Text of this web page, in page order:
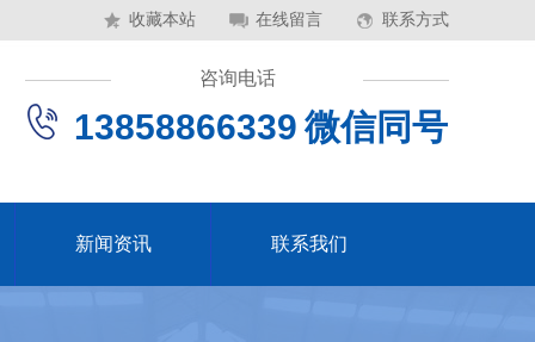
收藏本站 在线留言 联系方式
咨询电话
13858866339 微信同号
新闻资讯 联系我们